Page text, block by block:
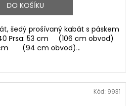
DO KOŠÍKU
šedý prošívaný kabát s páskem
Prsa: 53 cm (106 cm obvod)
(94 cm obvod)...
Kód: 9931